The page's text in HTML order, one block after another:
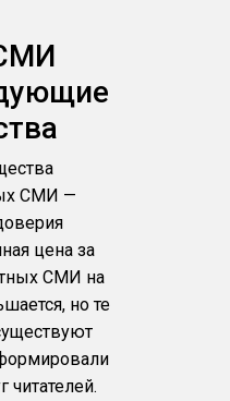
СМИ —
цена за
СМИ на
но те
читателей.